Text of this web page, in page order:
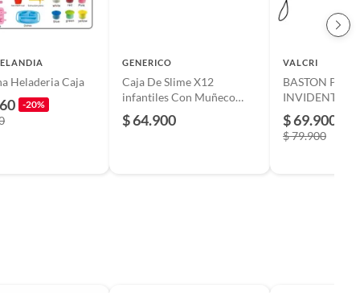
Heladeria Caja
-20%
GENERICO
Caja De Slime X12
infantiles Con Muñeco
Oso
$ 64.900
VALCRI
BASTON
INVIDENTE
GIRATORIA
$ 69.900
$ 79.900